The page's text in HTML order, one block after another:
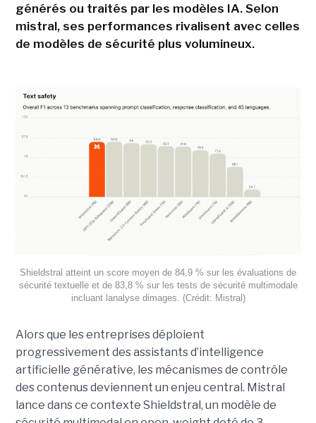
générés ou traités par les modèles IA. Selon
mistral, ses performances rivalisent avec celles
de modèles de sécurité plus volumineux.
Shieldstral atteint un score moyen de 84,9 % sur les évaluations de
sécurité textuelle et de 83,8 % sur les tests de sécurité multimodale
incluant lanalyse dimages. (Crédit: Mistral)
Alors que les entreprises déploient
progressivement des assistants d’intelligence
artificielle générative, les mécanismes de contrôle
des contenus deviennent un enjeu central. Mistral
lance dans ce contexte Shieldstral, un modèle de